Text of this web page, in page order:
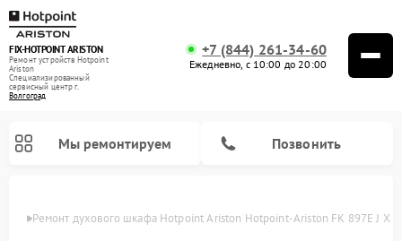
FIX-HOTPOINT ARISTON
Ремонт устройств Hotpoint
Ariston
Специализированный
cервисный центр г.
Волгоград
+7 (844) 261-34-60
Ежедневно, с 10:00 до 20:00
Мы ремонтируем Позвонить
Ремонт духового шкафа Hotpoint Ariston Hotpoint-Ariston FK 897E J X в